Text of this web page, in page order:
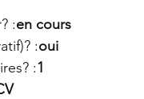
:en cours
:oui
:1